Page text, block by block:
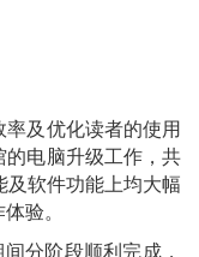
及优化读者的使用
电脑升级工作，共
软件功能上均大幅
验。
分阶段顺利完成，